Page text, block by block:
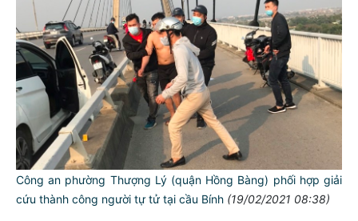
Công an phường Thượng Lý (quận Hồng Bàng) phối hợp giải
cứu thành công người tự tử tại cầu Bính (19/02/2021 08:38)
TƯ CÁCH
NGƯỜI CÔNG AN CÁCH MỆNH LÀ:
Đối với tự mình, phải
CẦN, KIỆM, LIÊM, CHÍNH
Đối với đồng sự, phải
THÂN ÁI GIÚP ĐỠ
Đối với chính phủ, phải
TUYỆT ĐỐI TRUNG THÀNH
Đối với nhân dân, phải